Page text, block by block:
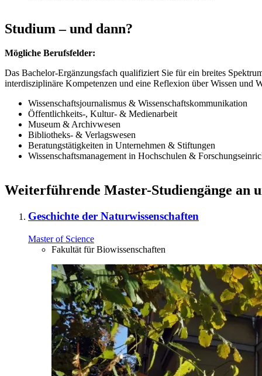
Studium – und dann?
Mögliche Berufsfelder:
Das Bachelor-Ergänzungsfach qualifiziert Sie für ein breites
interdisziplinäre Kompetenzen und eine Reflexion über Wissen und
Wissenschaftsjournalismus & Wissenschaftskommunikation
Öffentlichkeits-, Kultur- & Medienarbeit
Museum & Archivwesen
Bibliotheks- & Verlagswesen
Beratungstätigkeiten in Unternehmen & Stiftungen
Wissenschaftsmanagement in Hochschulen &
Weiterführende Master-Studiengänge an
Geschichte der Naturwissenschaften
Master of Science
Fakultät für Biowissenschaften